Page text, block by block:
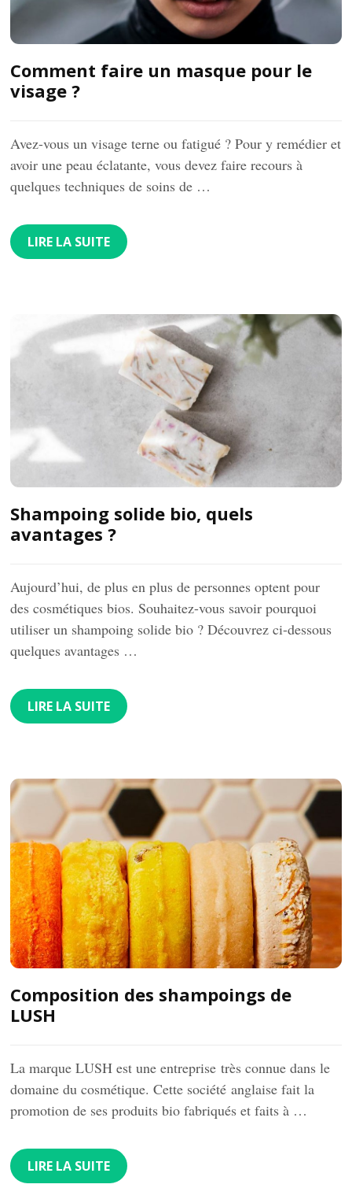
Comment faire un masque pour le
visage ?
Avez-vous un visage terne ou fatigué ? Pour y remédier et
avoir une peau éclatante, vous devez faire recours à
quelques techniques de soins de …
LIRE LA SUITE
Shampoing solide bio, quels
avantages ?
Aujourd’hui, de plus en plus de personnes optent pour
des cosmétiques bios. Souhaitez-vous savoir pourquoi
utiliser un shampoing solide bio ? Découvrez ci-dessous
quelques avantages …
LIRE LA SUITE
Composition des shampoings de
LUSH
La marque LUSH est une entreprise très connue dans le
domaine du cosmétique. Cette société anglaise fait la
promotion de ses produits bio fabriqués et faits à …
LIRE LA SUITE